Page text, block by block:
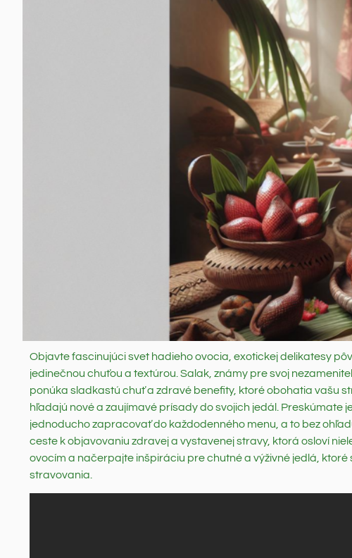
Objavte fascinujúci svet hadieho ovocia, exotickej delikatesy
jedinečnou chuťou a textúrou. Salak, známy pre svoj
ponúka sladkastú chuť a zdravé benefity, ktoré obohatia vašu
hľadajú nové a zaujímavé prísady do svojich jedál. Preskúmate
jednoducho zapracovať do každodenného menu, a to bez
ceste k objavovaniu zdravej a vystavenej stravy, ktorá osloví
ovocím a načerpajte inšpiráciu pre chutné a výživné jedlá,
stravovania.